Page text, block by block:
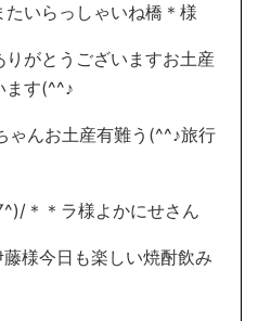
いらっしゃいね橋＊様
がとうございますお土産
ます(^^♪
ゃんお土産有難う(^^♪旅行
＊＊ラ様よかにせさん
様今日も楽しい焼酎飲み